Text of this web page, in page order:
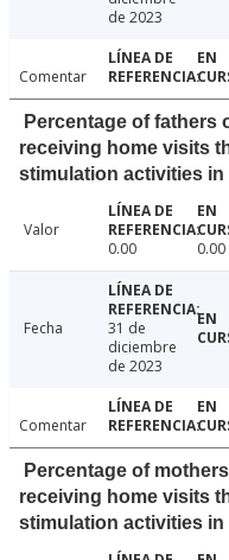
de 2023
Comentar
Percentage of fathers
receiving home visits
stimulation activities in
Valor
0.00
0.00
Fecha
31 de
diciembre
de 2023
Comentar
Percentage of
receiving home visits
stimulation activities in